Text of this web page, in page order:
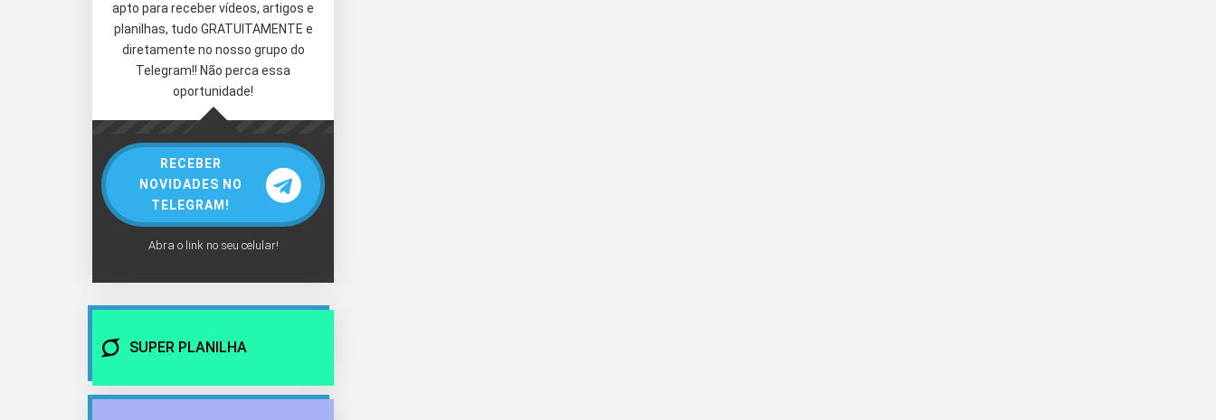
apto para receber vídeos, artigos e
planilhas, tudo GRATUITAMENTE e
diretamente no nosso grupo do
Telegram!! Não perca essa
oportunidade!
RECEBER
NOVIDADES NO
TELEGRAM!
Abra o link no seu celular!
SUPER PLANILHA